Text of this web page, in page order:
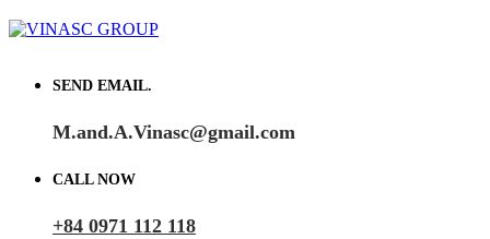
SEND EMAIL.
M.and.A.Vinasc@gmail.com
CALL NOW
+84 0971 112 118